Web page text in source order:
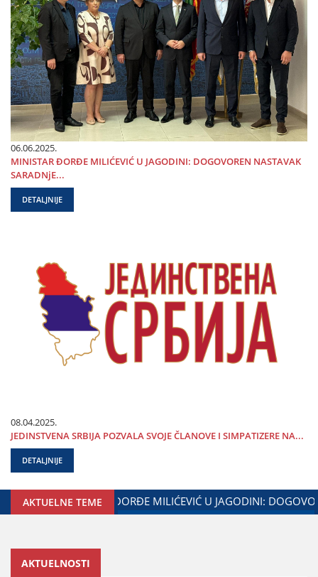
06.06.2025.
MINISTAR ĐORĐE MILIĆEVIĆ U ЈAGODINI: DOGOVOREN NASTAVAK
SARADNjE...
DETALJNIJE
08.04.2025.
ЈEDINSTVENA SRBIЈA POZVALA SVOЈE ČLANOVE I SIMPATIZERE NA...
DETALJNIJE
AKTUELNE TEME
SARADNjE GRADA ЈAGODINE I MINISTARSTVA
AKTUELNOSTI